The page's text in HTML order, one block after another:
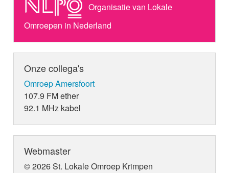
Organisatie van Lokale
Omroepen in Nederland
Onze collega's
Omroep Amersfoort
107.9 FM ether
92.1 MHz kabel
Webmaster
© 2026 St. Lokale Omroep Krimpen